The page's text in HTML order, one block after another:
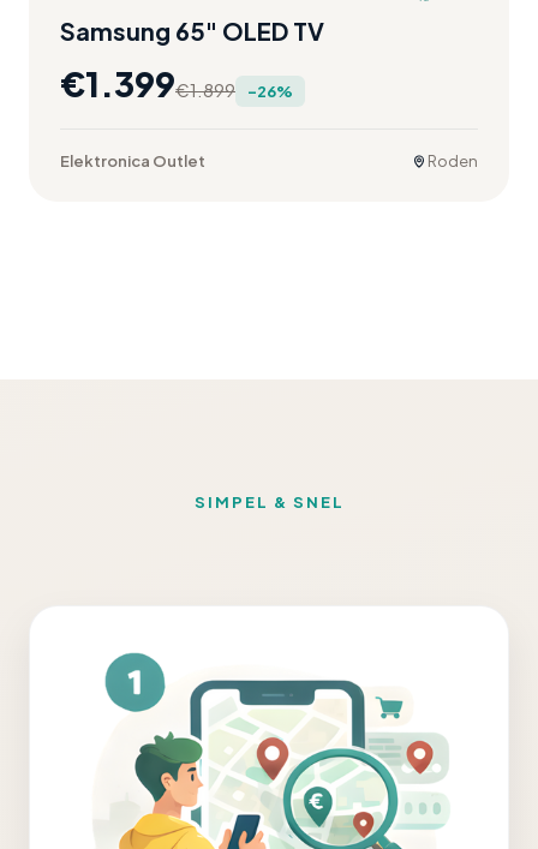
Samsung 65" OLED TV
€1.399€1.899 -26%
Elektronica Outlet Roden
SIMPEL & SNEL